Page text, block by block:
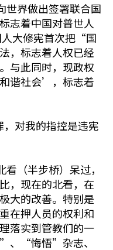
世界做出签署联合国
志着中国对普世人
大修宪首次把“国
，标志着人权已经
与此同时，现政权
谐社会’，标志着
对我的指控是违宪
（半步桥）呆过，
，现在的北看，在
大的改善。特别是
在押人员的权利和
落实到管教们的一
、“悔悟”杂志、